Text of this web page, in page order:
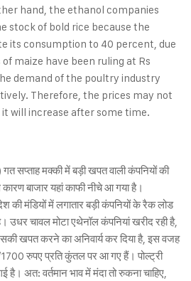
hand, the ethanol companies
stock of bold rice because the
its consumption to 40 percent, due
maize have been ruling at Rs
demand of the poultry industry
Therefore, the prices may not
will increase after some time.
सप्ताह मक्की में बड़ी खपत वाली कंपनियों की
बाजार यहां काफी नीचे आ गया है।
की मंडियों में लगातार बड़ी कंपनियों के रैक लोड
उधर चावल मोटा एथेनॉल कंपनियां खरीद रही है,
खपत करने का अनिवार्य कर दिया है, इस वजह
रुपए प्रति कुंतल पर आ गए हैं। पोल्ट्री
है। अत: वर्तमान भाव में मंदा तो रुकना चाहिए,